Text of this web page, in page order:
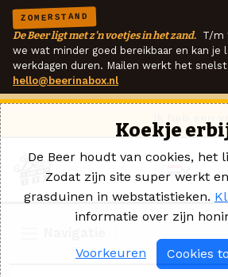
ZOMERSTAND
De Beer ligt met z'n voetjes in het zand. T/m
we wat minder goed bereikbaar en kan je
werkdagen duren. Mailen werkt het
hello@beerinabox.nl
Koekje
De Beer houdt van cookies, het
Zodat zijn site super werkt
grasduinen in webstatistieken.
informatie over zijn
Voorkeuren Cookies